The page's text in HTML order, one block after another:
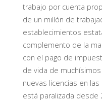
trabajo por cuenta
de un millón de
establecimientos
complemento de la
con el pago de
de vida de
nuevas licencias en
está paralizada desde